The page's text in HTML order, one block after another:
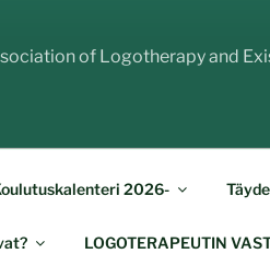
of Logotherapy and
2026-
LOGOTERAPEUTIN